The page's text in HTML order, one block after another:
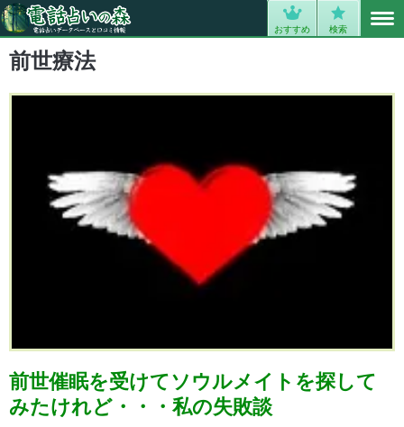
おすすめ 検索
前世療法
前世催眠を受けてソウルメイトを探して
みたけれど・・・私の失敗談